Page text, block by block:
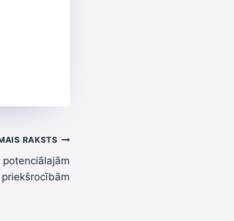
RAKSTS
priekšrocībām